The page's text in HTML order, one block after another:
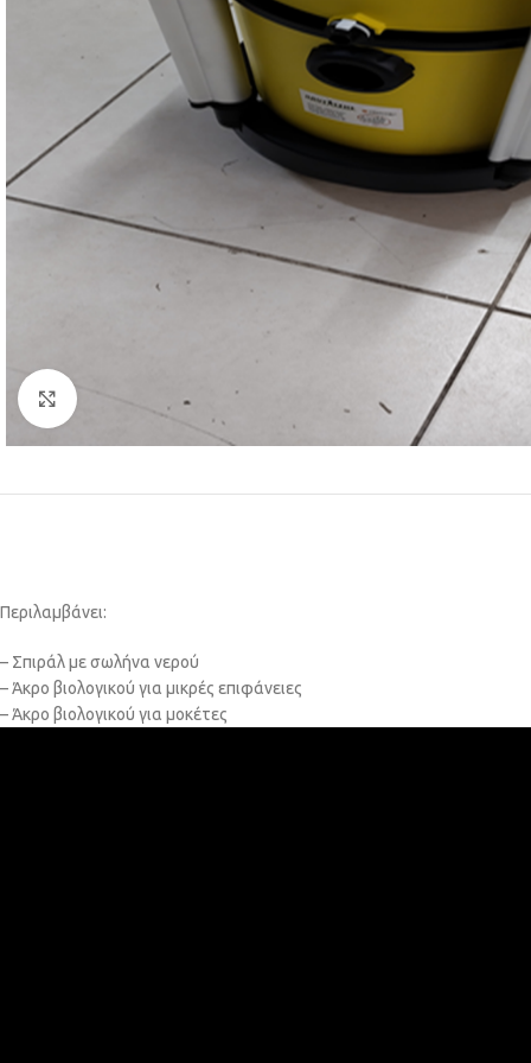
Click to enlarge
Περιλαμβάνει:
– Σπιράλ με σωλήνα νερού
– Άκρο βιολογικού για μικρές επιφάνειες
– Άκρο βιολογικού για μοκέτες